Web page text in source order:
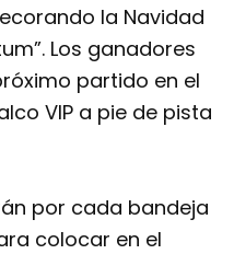
la Navidad
Los ganadores
partido en el
VIP a pie de pista
por cada bandeja
colocar en el